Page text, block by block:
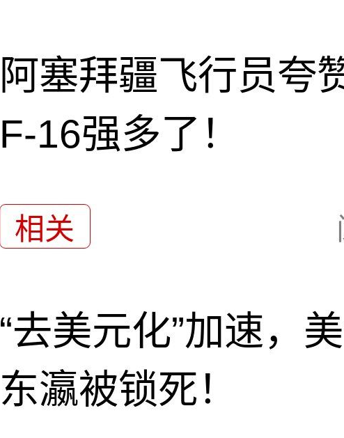
阿塞拜疆飞行员夸
F-16强多了！
相关
“去美元化”加速，
东瀛被锁死！